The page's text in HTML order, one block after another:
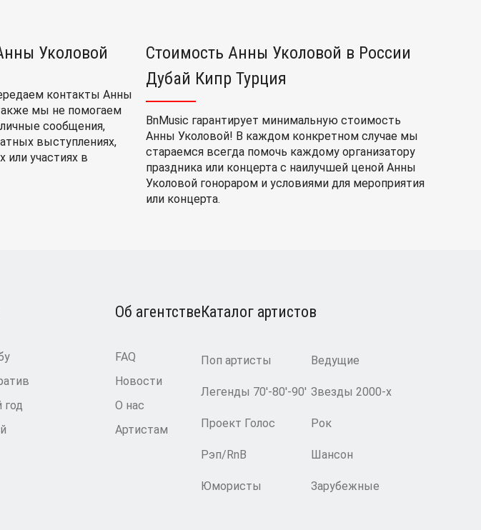
Уколовой
контакты Анны
мы не помогаем
сообщения,
выступлениях,
или участиях в
Стоимость Анны Уколовой в России
Дубай Кипр Турция
BnMusic гарантирует минимальную стоимость
Анны Уколовой! В каждом конкретном случае мы
стараемся всегда помочь каждому организатору
праздника или концерта с наилучшей ценой Анны
Уколовой гонораром и условиями для мероприятия
или концерта.
Каталог артистов
Поп артисты Ведущие
Легенды 70′-80′-90′ Звезды 2000-х
Проект Голос Рок
Рэп/RnB Шансон
Юмористы Зарубежные
Об агентстве
FAQ
Новости
О нас
Артистам